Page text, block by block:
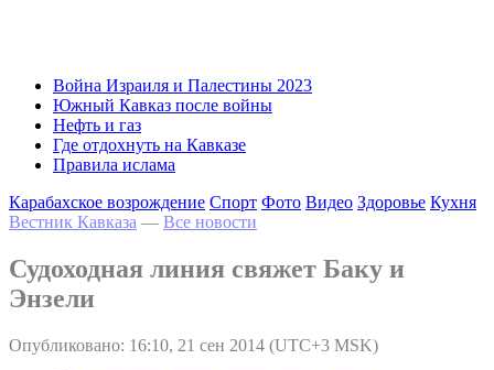
Война Израиля и Палестины 2023
Южный Кавказ после войны
Нефть и газ
Где отдохнуть на Кавказе
Правила ислама
Карабахское возрождение Спорт Фото Видео Здоровье Кухня
Вестник Кавказа — Все новости
Судоходная линия свяжет Баку и
Энзели
Опубликовано: 16:10, 21 сен 2014 (UTC+3 MSK)